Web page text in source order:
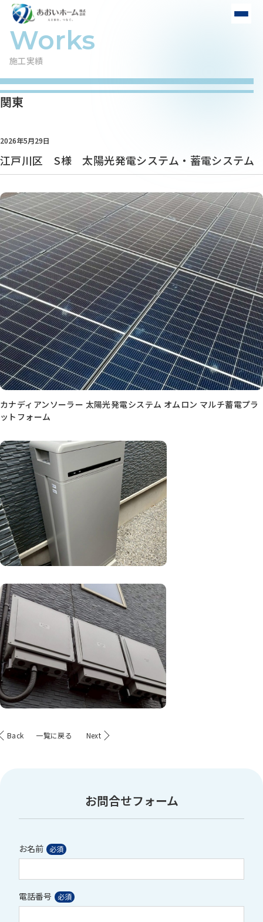
施工実績
関東
2026年5月29日
江戸川区 S様 太陽光発電システム・蓄電システム
カナディアンソーラー 太陽光発電システム オムロン マルチ蓄電プラ
ットフォーム
Back 一覧に戻る Next
お問合せフォーム
お名前
電話番号